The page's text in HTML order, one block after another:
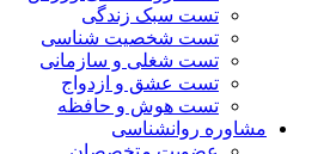
تست سبک زندگی
تست شخصیت شناسی
تست شغلی و سازمانی
تست عشق و ازدواج
تست هوش و حافظه
مشاوره روانشناسی